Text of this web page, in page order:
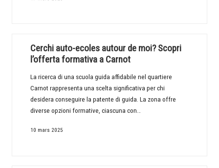
Cerchi auto-ecoles autour de moi? Scopri
l’offerta formativa a Carnot
La ricerca di una scuola guida affidabile nel quartiere
Carnot rappresenta una scelta significativa per chi
desidera conseguire la patente di guida. La zona offre
diverse opzioni formative, ciascuna con…
10 mars 2025